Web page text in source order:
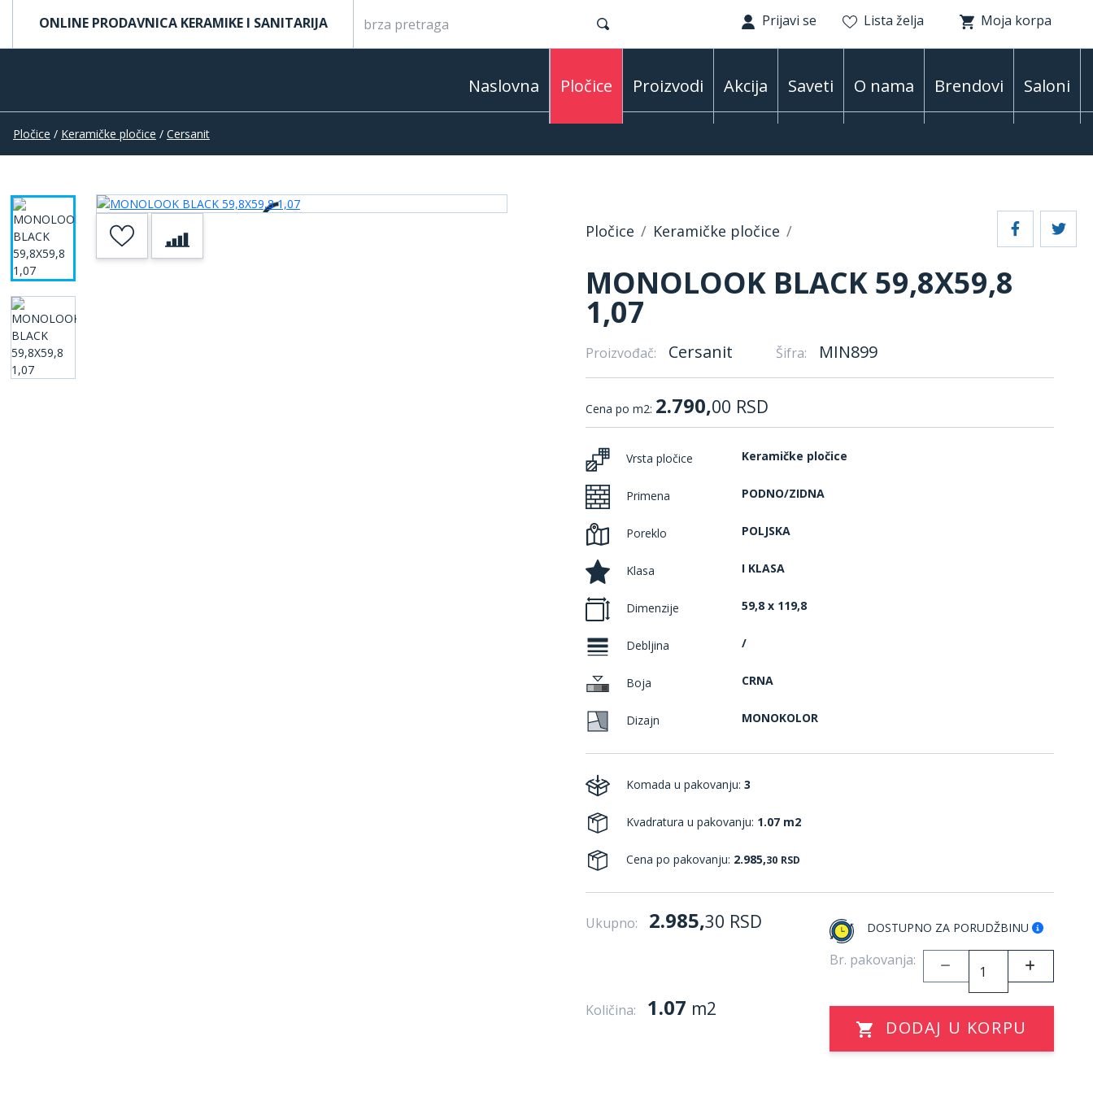
ONLINE PRODAVNICA KERAMIKE I SANITARIJA Prijavi se Lista želja Moja korpa
Naslovna Pločice Proizvodi Akcija Saveti O nama Brendovi Saloni
Pločice / Keramičke pločice / Cersanit
Pločice Keramičke pločice
MONOLOOK BLACK 59,8X59,8
1,07
Proizvođač: Cersanit Šifra: MIN899
Cena po m2: 2.790,00 RSD
Vrsta pločice Keramičke pločice
Primena PODNO/ZIDNA
Poreklo POLJSKA
Klasa I KLASA
Dimenzije 59,8 x 119,8
Debljina /
Boja CRNA
Dizajn MONOKOLOR
Komada u pakovanju: 3
Kvadratura u pakovanju: 1.07 m2
Cena po pakovanju: 2.985,30 RSD
Ukupno: 2.985,30 RSD DOSTUPNO ZA PORUDŽBINU
Br. pakovanja:
Količina: 1.07 m2
DODAJ U KORPU